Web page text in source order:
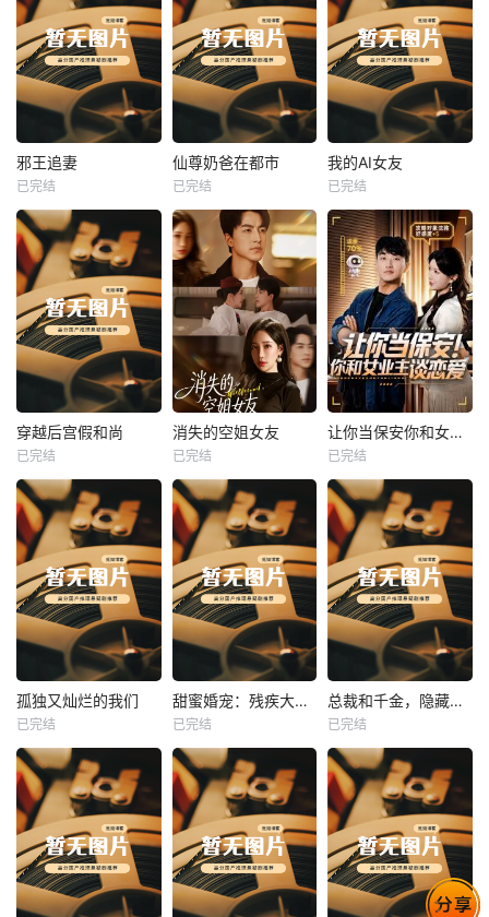
热播
邪王追妻
未知
邪王追妻
已完结
热播
未知
仙尊奶爸在都市
已完结
热播
我的AI女友
未知
我的AI女友
已完结
热播
未知
穿越后宫假和尚
已完结
热播
未知
消失的空姐女友
已完结
热播
未知
让你当保安你和女业主谈恋爱
已完结
热播
未知
孤独又灿烂的我们
已完结
热播
未知
甜蜜婚宠：残疾大佬夜夜撩
已完结
热播
未知
总裁和千金，隐藏身份闪婚了
已完结